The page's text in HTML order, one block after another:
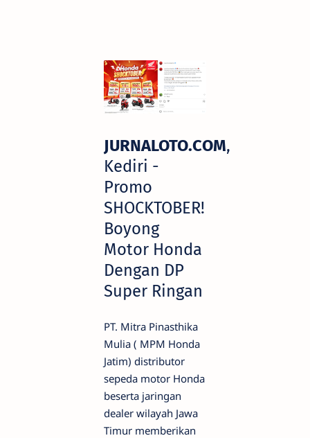
JURNALOTO.COM,
Kediri -
Promo
SHOCKTOBER!
Boyong
Motor Honda
Dengan DP
Super Ringan
PT. Mitra Pinasthika
Mulia ( MPM Honda
Jatim) distributor
sepeda motor Honda
beserta jaringan
dealer wilayah Jawa
Timur memberikan